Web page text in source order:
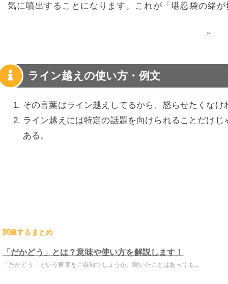
気に噴出することになります。これが「堪忍袋の緒
>
ライン越えの使い方・例文
その言葉はライン越えしてるから、怒らせたくなけ
ライン越えには特定の話題を向けられることだけ
ある。
関連するまとめ
「だかどう」とは？意味や使い方を解説します！
「だかどう」という言葉をご存知でしょうか。聞いたことはあっても...